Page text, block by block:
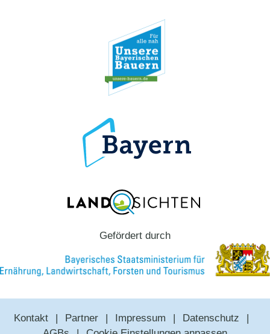
Gefördert durch
Kontakt Partner Impressum
Datenschutz